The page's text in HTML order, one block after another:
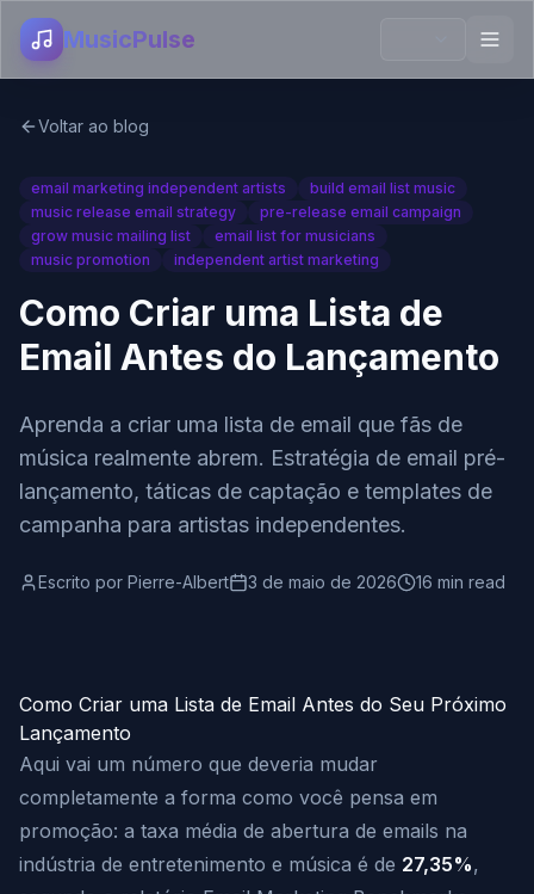
MusicPulse
Voltar ao blog
email marketing independent artists
build email list music
music release email strategy
pre-release email campaign
grow music mailing list
email list for musicians
music promotion
independent artist marketing
Como Criar uma Lista de
Email Antes do Lançamento
Aprenda a criar uma lista de email que fãs de
música realmente abrem. Estratégia de email pré-
lançamento, táticas de captação e templates de
campanha para artistas independentes.
Escrito por Pierre-Albert 3 de maio de 2026 16 min read
Como Criar uma Lista de Email Antes do Seu Próximo
Lançamento
Aqui vai um número que deveria mudar
completamente a forma como você pensa em
promoção: a taxa média de abertura de emails na
indústria de entretenimento e música é de 27,35%,